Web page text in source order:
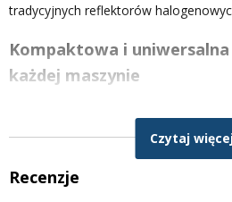
tradycyjnych reflektorów
Kompaktowa i
każdej maszynie
Dzięki klasycznej, kwadratowej
wspornikowi montażowemu z
CRAWER 27W pasuje do większości
kabel 2-żyłowy o długości 2 m
Czytaj
Recenzje